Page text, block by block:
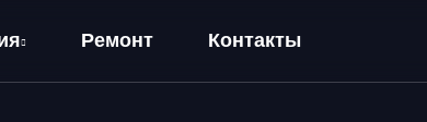
Ремонт Контакты